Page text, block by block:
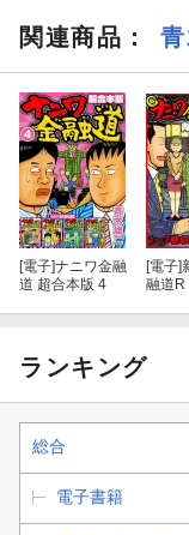
関連商品 ：
[電子]ナニワ金融
道 超合本版 4
[電子]
融道R
ランキング
総合
電子書籍